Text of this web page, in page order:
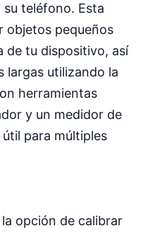
teléfono. Esta
objetos pequeños
de tu dispositivo, así
largas utilizando la
herramientas
y un medidor de
para múltiples
opción de calibrar